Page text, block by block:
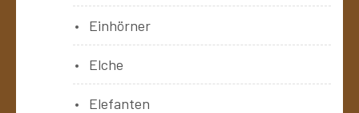
Einhörner
Elche
Elefanten